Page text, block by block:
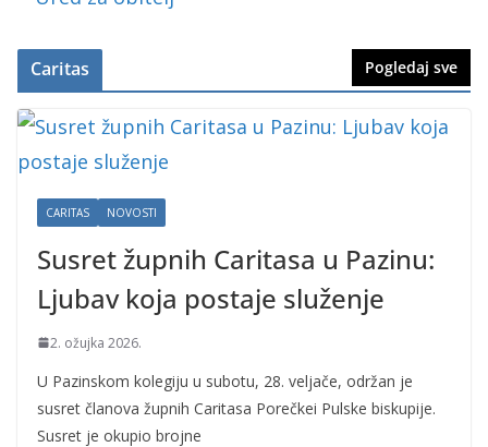
Caritas Pogledaj sve
CARITAS NOVOSTI
Susret župnih Caritasa u Pazinu:
Ljubav koja postaje služenje
2. ožujka 2026.
U Pazinskom kolegiju u subotu, 28. veljače, održan je
susret članova župnih Caritasa Porečkei Pulske biskupije.
Susret je okupio brojne